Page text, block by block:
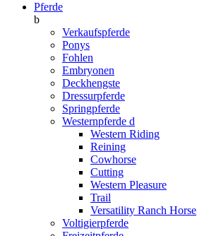
Pferde
b
Verkaufspferde
Ponys
Fohlen
Embryonen
Deckhengste
Dressurpferde
Springpferde
Westernpferde d
Western Riding
Reining
Cowhorse
Cutting
Western Pleasure
Trail
Versatility Ranch Horse
Voltigierpferde